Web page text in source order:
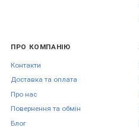
ПРО КОМПАНІЮ
Контакти
Доставка та оплата
Про нас
Повернення та обмін
Блог